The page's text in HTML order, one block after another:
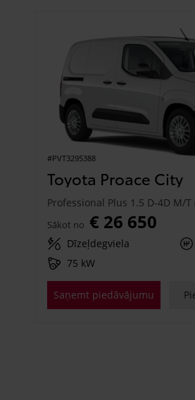
#PVT3295388
Toyota Proace City
Sākot no € 26 650
Dīzeļdegviela
75 kW
Saņemt piedāvājumu